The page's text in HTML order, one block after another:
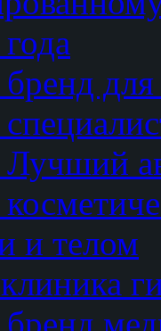
Лучший
и телом